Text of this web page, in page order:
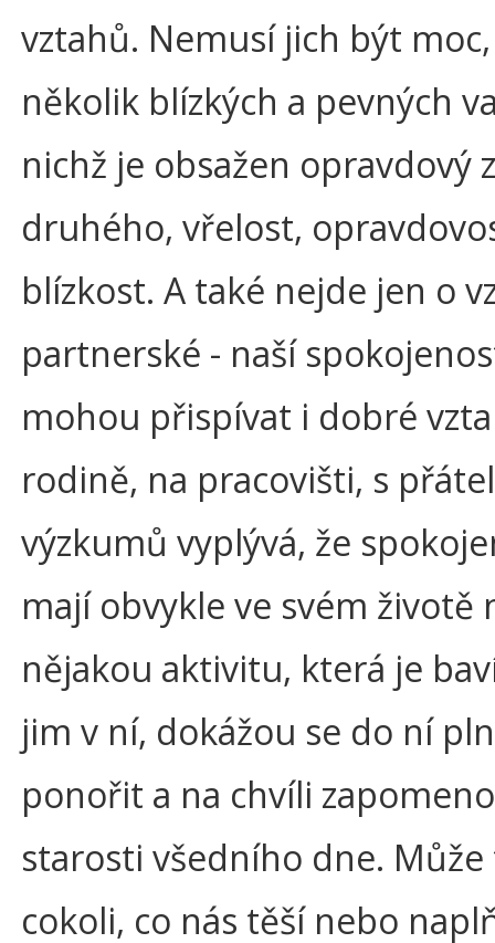
vztahů. Nemusí jich být
několik blízkých a pevných
nichž je obsažen opravdový
druhého, vřelost,
blízkost. A také nejde jen o
partnerské - naší
mohou přispívat i dobré
rodině, na pracovišti, s
výzkumů vyplývá, že
mají obvykle ve svém životě
nějakou aktivitu, která je
jim v ní, dokážou se do ní
ponořit a na chvíli
starosti všedního dne.
cokoli, co nás těší nebo